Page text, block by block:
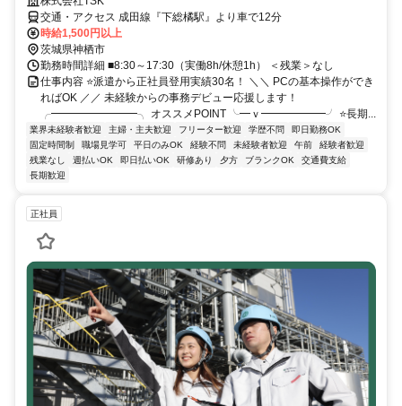
交通・アクセス 成田線『下総橘駅』より車で12分
時給1,500円以上
茨城県神栖市
勤務時間詳細 ■8:30～17:30（実働8h/休憩1h） ＜残業＞なし
仕事内容 ⭐派遣から正社員登用実績30名！ ＼＼ PCの基本操作ができ
ればOK ／／ 未経験からの事務デビュー応援します！
╭━━━━━━━━╮ オススメPOINT ╰━ｖ━━━━━━╯ ⭐長期...
業界未経験者歓迎 主婦・主夫歓迎 フリーター歓迎 学歴不問
即日勤務OK
固定時間制
職場見学可 平日のみOK 経験不問 未経験者歓迎 午前
経験者歓迎
残業なし
週払いOK 即日払いOK 研修あり 夕方 ブランクOK
交通費支給
長期歓迎
正社員